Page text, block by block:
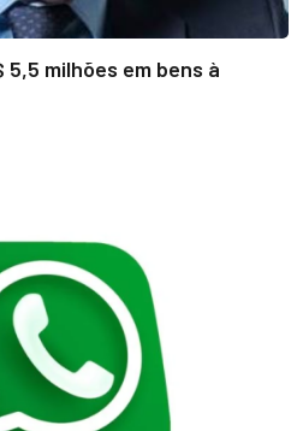
milhões em bens à